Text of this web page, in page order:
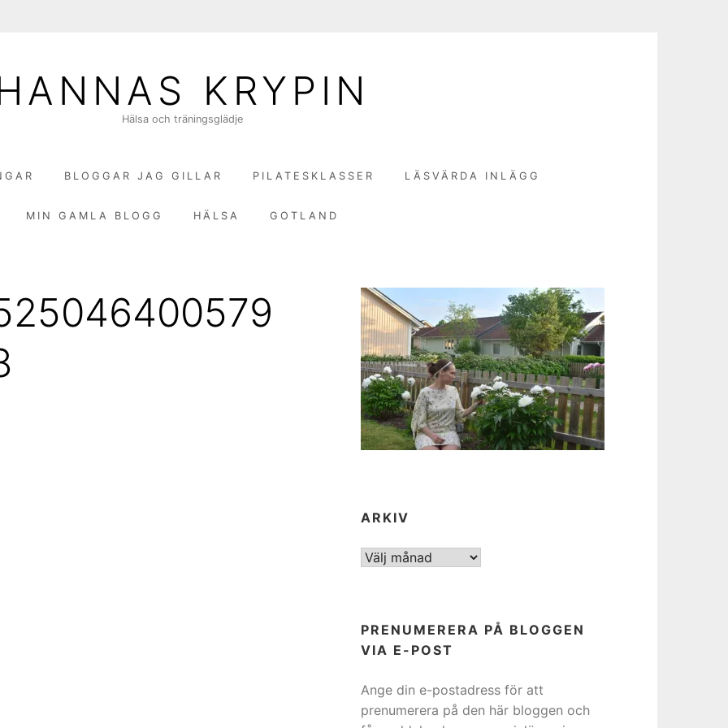
KRYPIN
Hälsa och träningsglädje
BLOGGAR JAG GILLAR PILATESKLASSER LÄSVÄRDA INLÄGG
MIN GAMLA BLOGG HÄLSA GOTLAND
ARKIV
ARKIV
PRENUMERERA PÅ BLOGGEN
VIA E-POST
Ange din e-postadress för att
prenumerera på den här bloggen och